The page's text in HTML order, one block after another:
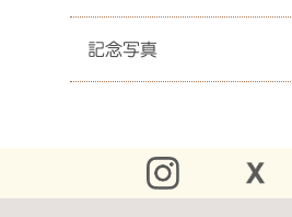
記念写真